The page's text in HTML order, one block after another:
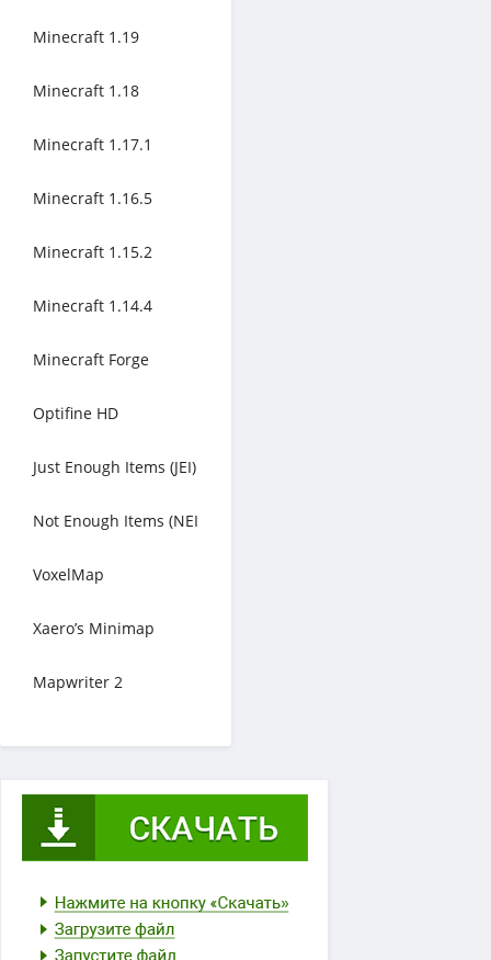
Minecraft 1.19
Minecraft 1.18
Minecraft 1.17.1
Minecraft 1.16.5
Minecraft 1.15.2
Minecraft 1.14.4
Minecraft Forge
Optifine HD
Just Enough Items (JEI)
Not Enough Items (NEI
VoxelMap
Xaero’s Minimap
Mapwriter 2